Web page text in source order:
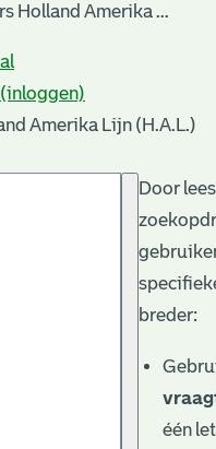
Holland Amerika ...
Amerika Lijn (H.A.L.)
Door
breder:
één